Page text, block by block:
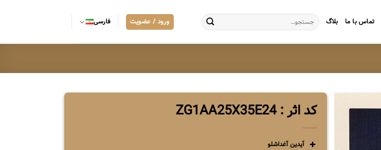
تماس با ما بلاگ
جستجو
برای:
ورود / عضویت فارسی
کد اثر : ZG1AA25X35E24
آیدین آغداشلو